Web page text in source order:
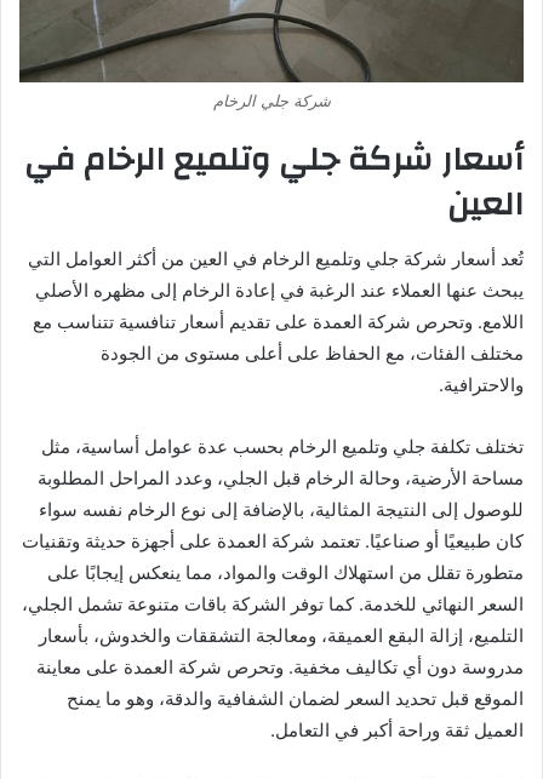
شركة جلي الرخام
أسعار شركة جلي وتلميع الرخام في
العين
تُعد أسعار شركة جلي وتلميع الرخام في العين من أكثر العوامل التي
يبحث عنها العملاء عند الرغبة في إعادة الرخام إلى مظهره الأصلي
اللامع. وتحرص شركة العمدة على تقديم أسعار تنافسية تتناسب مع
مختلف الفئات، مع الحفاظ على أعلى مستوى من الجودة
والاحترافية.
تختلف تكلفة جلي وتلميع الرخام بحسب عدة عوامل أساسية، مثل
مساحة الأرضية، وحالة الرخام قبل الجلي، وعدد المراحل المطلوبة
للوصول إلى النتيجة المثالية، بالإضافة إلى نوع الرخام نفسه سواء
كان طبيعيًا أو صناعيًا. تعتمد شركة العمدة على أجهزة حديثة وتقنيات
متطورة تقلل من استهلاك الوقت والمواد، مما ينعكس إيجابًا على
السعر النهائي للخدمة. كما توفر الشركة باقات متنوعة تشمل الجلي،
التلميع، إزالة البقع العميقة، ومعالجة التشققات والخدوش، بأسعار
مدروسة دون أي تكاليف مخفية. وتحرص شركة العمدة على معاينة
الموقع قبل تحديد السعر لضمان الشفافية والدقة، وهو ما يمنح
العميل ثقة وراحة أكبر في التعامل.